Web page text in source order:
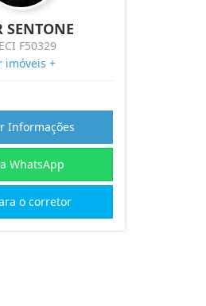
SENTONE
F50329
imóveis +
Informações
WhatsApp
o corretor